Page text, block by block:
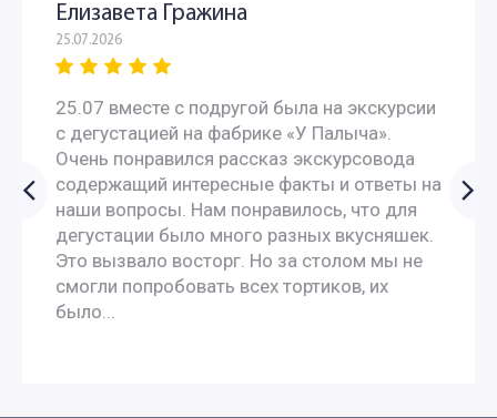
Елизавета Гражина
25.07.2026
25.07 вместе с подругой была на экскурсии
с дегустацией на фабрике «У Палыча».
Очень понравился рассказ экскурсовода
содержащий интересные факты и ответы на
наши вопросы. Нам понравилось, что для
дегустации было много разных вкусняшек.
Это вызвало восторг. Но за столом мы не
смогли попробовать всех тортиков, их
было...